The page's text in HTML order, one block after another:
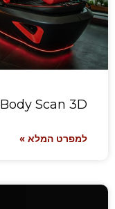
Body Scan 3D
למפרט המלא »